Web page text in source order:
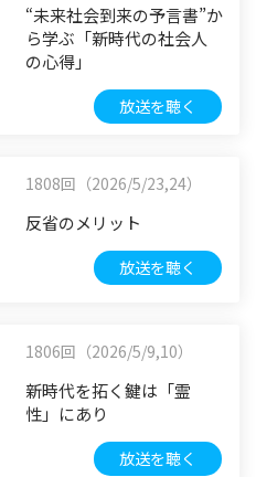
“未来社会到来の予言書”か
ら学ぶ「新時代の社会人
の心得」
放送を聴く
1808回（2026/5/23,24）
反省のメリット
放送を聴く
1806回（2026/5/9,10）
新時代を拓く鍵は「霊
性」にあり
放送を聴く